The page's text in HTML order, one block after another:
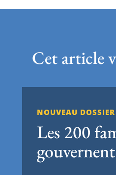
Cet article
NOUVEAU DOSSIER
Les 200